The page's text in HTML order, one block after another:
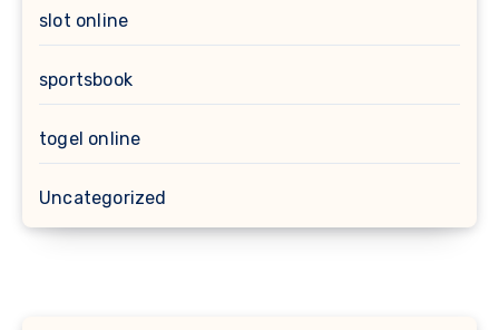
slot online
sportsbook
togel online
Uncategorized